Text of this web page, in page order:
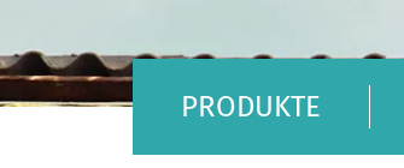
PRODUKTE